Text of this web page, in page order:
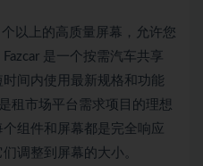
以上的高质量屏幕，允许您
是一个按需汽车共享
间内使用最新规格和功能
租市场平台需求项目的理想
组件和屏幕都是完全响应
调整到屏幕的大小。